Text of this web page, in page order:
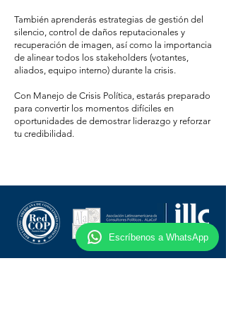
También aprenderás estrategias de gestión del
silencio, control de daños reputacionales y
recuperación de imagen, así como la importancia
de alinear todos los stakeholders (votantes,
aliados, equipo interno) durante la crisis.
Con Manejo de Crisis Política, estarás preparado
para convertir los momentos difíciles en
oportunidades de demostrar liderazgo y reforzar
tu credibilidad.
Escríbenos a WhatsApp